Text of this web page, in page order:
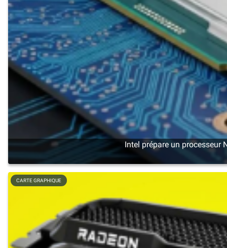
Intel prépare un processeur
CARTE GRAPHIQUE